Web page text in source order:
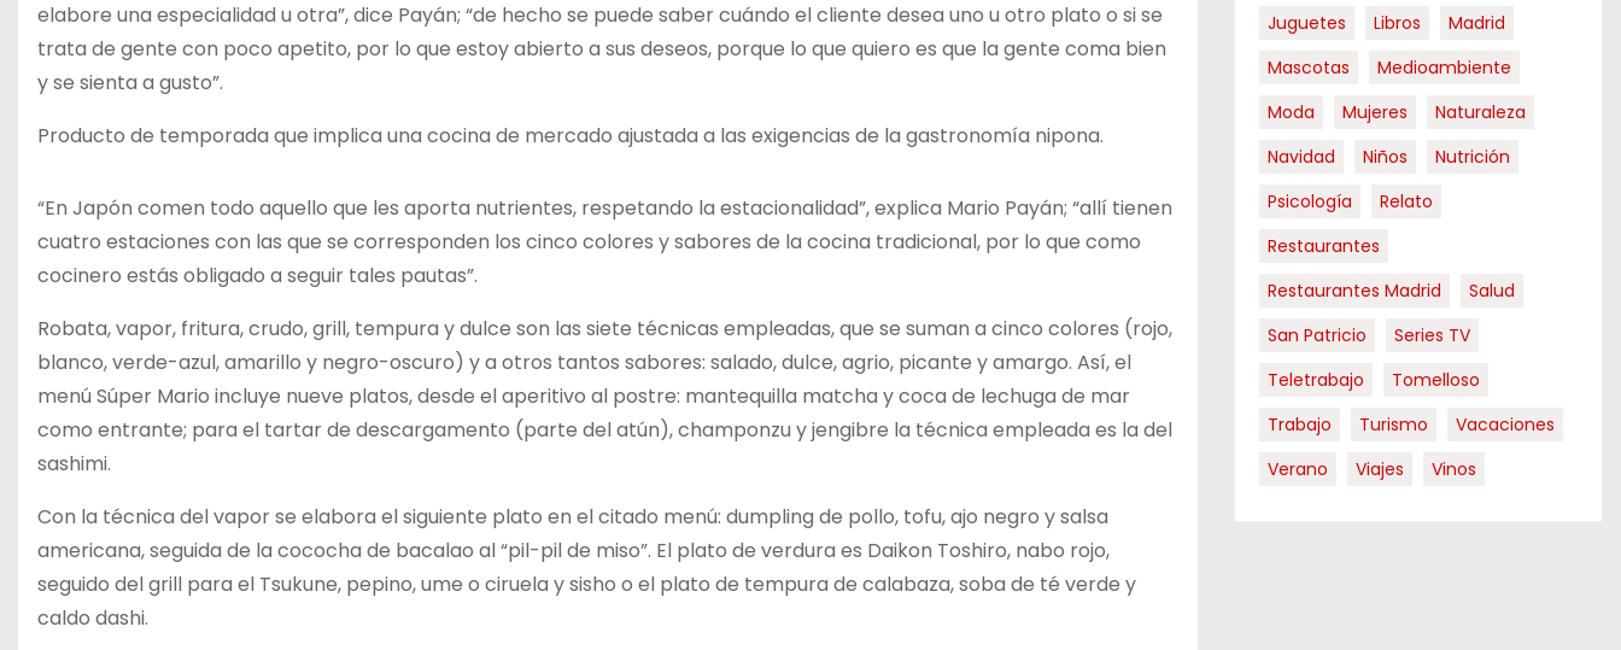
elabore una especialidad u otra”, dice Payán; “de hecho se puede saber cuándo el cliente desea uno u otro plato o si se
trata de gente con poco apetito, por lo que estoy abierto a sus deseos, porque lo que quiero es que la gente coma bien
y se sienta a gusto”.
Producto de temporada que implica una cocina de mercado ajustada a las exigencias de la gastronomía nipona.
“En Japón comen todo aquello que les aporta nutrientes, respetando la estacionalidad”, explica Mario Payán; “allí tienen
cuatro estaciones con las que se corresponden los cinco colores y sabores de la cocina tradicional, por lo que como
cocinero estás obligado a seguir tales pautas”.
Robata, vapor, fritura, crudo, grill, tempura y dulce son las siete técnicas empleadas, que se suman a cinco colores (rojo,
blanco, verde-azul, amarillo y negro-oscuro) y a otros tantos sabores: salado, dulce, agrio, picante y amargo. Así, el
menú Súper Mario incluye nueve platos, desde el aperitivo al postre: mantequilla matcha y coca de lechuga de mar
como entrante; para el tartar de descargamento (parte del atún), champonzu y jengibre la técnica empleada es la del
sashimi.
Con la técnica del vapor se elabora el siguiente plato en el citado menú: dumpling de pollo, tofu, ajo negro y salsa
americana, seguida de la cococha de bacalao al “pil-pil de miso”. El plato de verdura es Daikon Toshiro, nabo rojo,
seguido del grill para el Tsukune, pepino, ume o ciruela y sisho o el plato de tempura de calabaza, soba de té verde y
caldo dashi.
Juguetes
Libros
Madrid
Mascotas
Medioambiente
Moda
Mujeres
Naturaleza
Navidad
Niños
Nutrición
Psicología
Relato
Restaurantes
Restaurantes Madrid
Salud
San Patricio
Series TV
Teletrabajo
Tomelloso
Trabajo
Turismo
Vacaciones
Verano
Viajes Vinos